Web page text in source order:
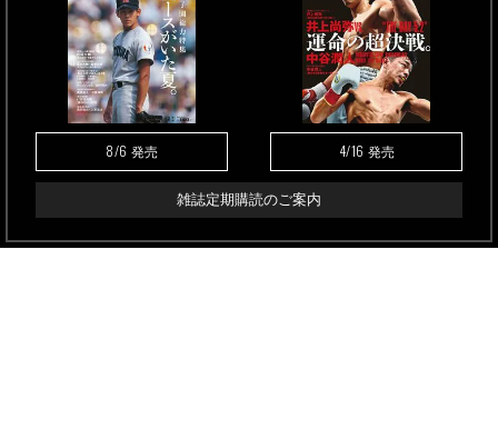
8/6 発売 4/16 発売
雑誌定期購読のご案内